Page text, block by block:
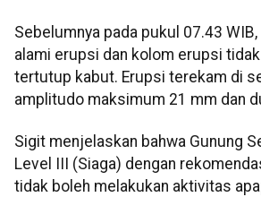
Sebelumnya pada pukul 07.43
alami erupsi dan kolom erupsi
tertutup kabut. Erupsi terekam di
amplitudo maksimum 21 mm dan
Sigit menjelaskan bahwa Gunung
Level III (Siaga) dengan
tidak boleh melakukan aktivitas